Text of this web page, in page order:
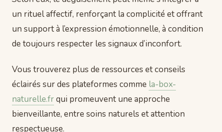
un rituel affectif, renforçant la complicité et offrant
un support à l’expression émotionnelle, à condition
de toujours respecter les signaux d’inconfort.
Vous trouverez plus de ressources et conseils
éclairés sur des plateformes comme la-box-
naturelle.frqui promeuvent une approche
bienveillante, entre soins naturels et attention
respectueuse.